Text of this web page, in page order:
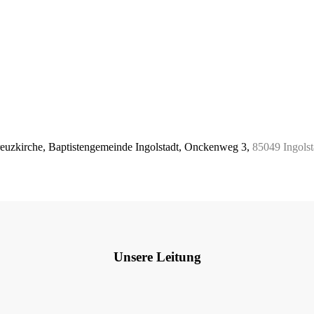
Baptistengemeinde Ingolstadt, Onckenweg 3, 85049
Unsere Leitung